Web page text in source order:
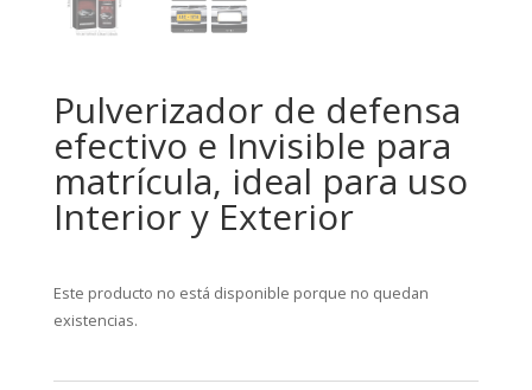
Pulverizador de defensa
efectivo e Invisible para
matrícula, ideal para uso
Interior y Exterior
Este producto no está disponible porque no quedan
existencias.